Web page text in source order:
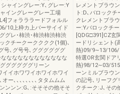
ャイングレー:Y､グレー:Y
イングレーグレー工場
フォラララードフォルル
10上枠カ上バーサイイド
グレ･柿渋･柿渋柿渋柿渋
クチークークククク(1個)､
号､グ号号､ググググググ
ななななななななななな
グググググリーン
イホワワイホワイホワイ
オー､､､､､､､､タタムムム
ンンン:G､:そそその他そそ
レメントブラウ
ト:D､バロック
クレメントブラ
ー:Yバロックチ
[QDG□391]CZ玄
ードリシェント(
熱)09/9∼13/
特選OR玄関ドア
熱)98/12∼03/
ーンミルブラウ
の記号､リーフグ
クチーク:J､その